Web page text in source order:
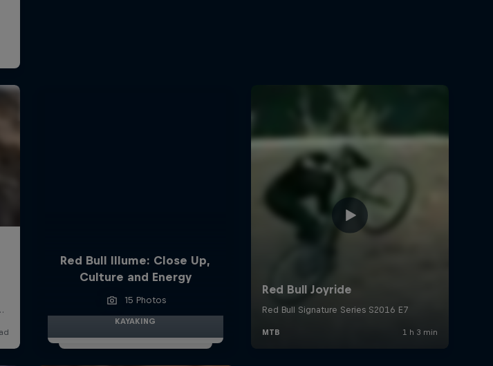
Red Bull Illume: Close Up,
Culture and Energy
15 Photos
KAYAKING